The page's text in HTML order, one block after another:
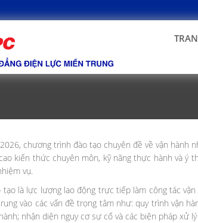
chương trình đào tạo chuyên đề về vận hành
kiến thức chuyên môn, kỹ năng thực hành và
vụ.
là lực lượng lao động trực tiếp làm công tác
vào các vấn đề trọng tâm như: quy trình vận
nhận diện nguy cơ sự cố và các biện pháp xử